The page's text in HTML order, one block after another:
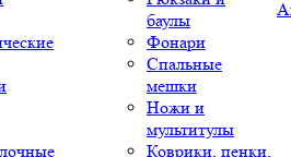
баулы
Фонари
Спальные
мешки
Ножи и
мультитулы
Коврики, пенки,